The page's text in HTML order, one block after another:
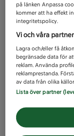
på länken Anpassa
kommer att ha effekt
integritetspolicy.
Vi och våra
Lagra och/eller få
begränsade data för
reklam. Använda
reklamprestanda.
av data från olika
Lista över partner